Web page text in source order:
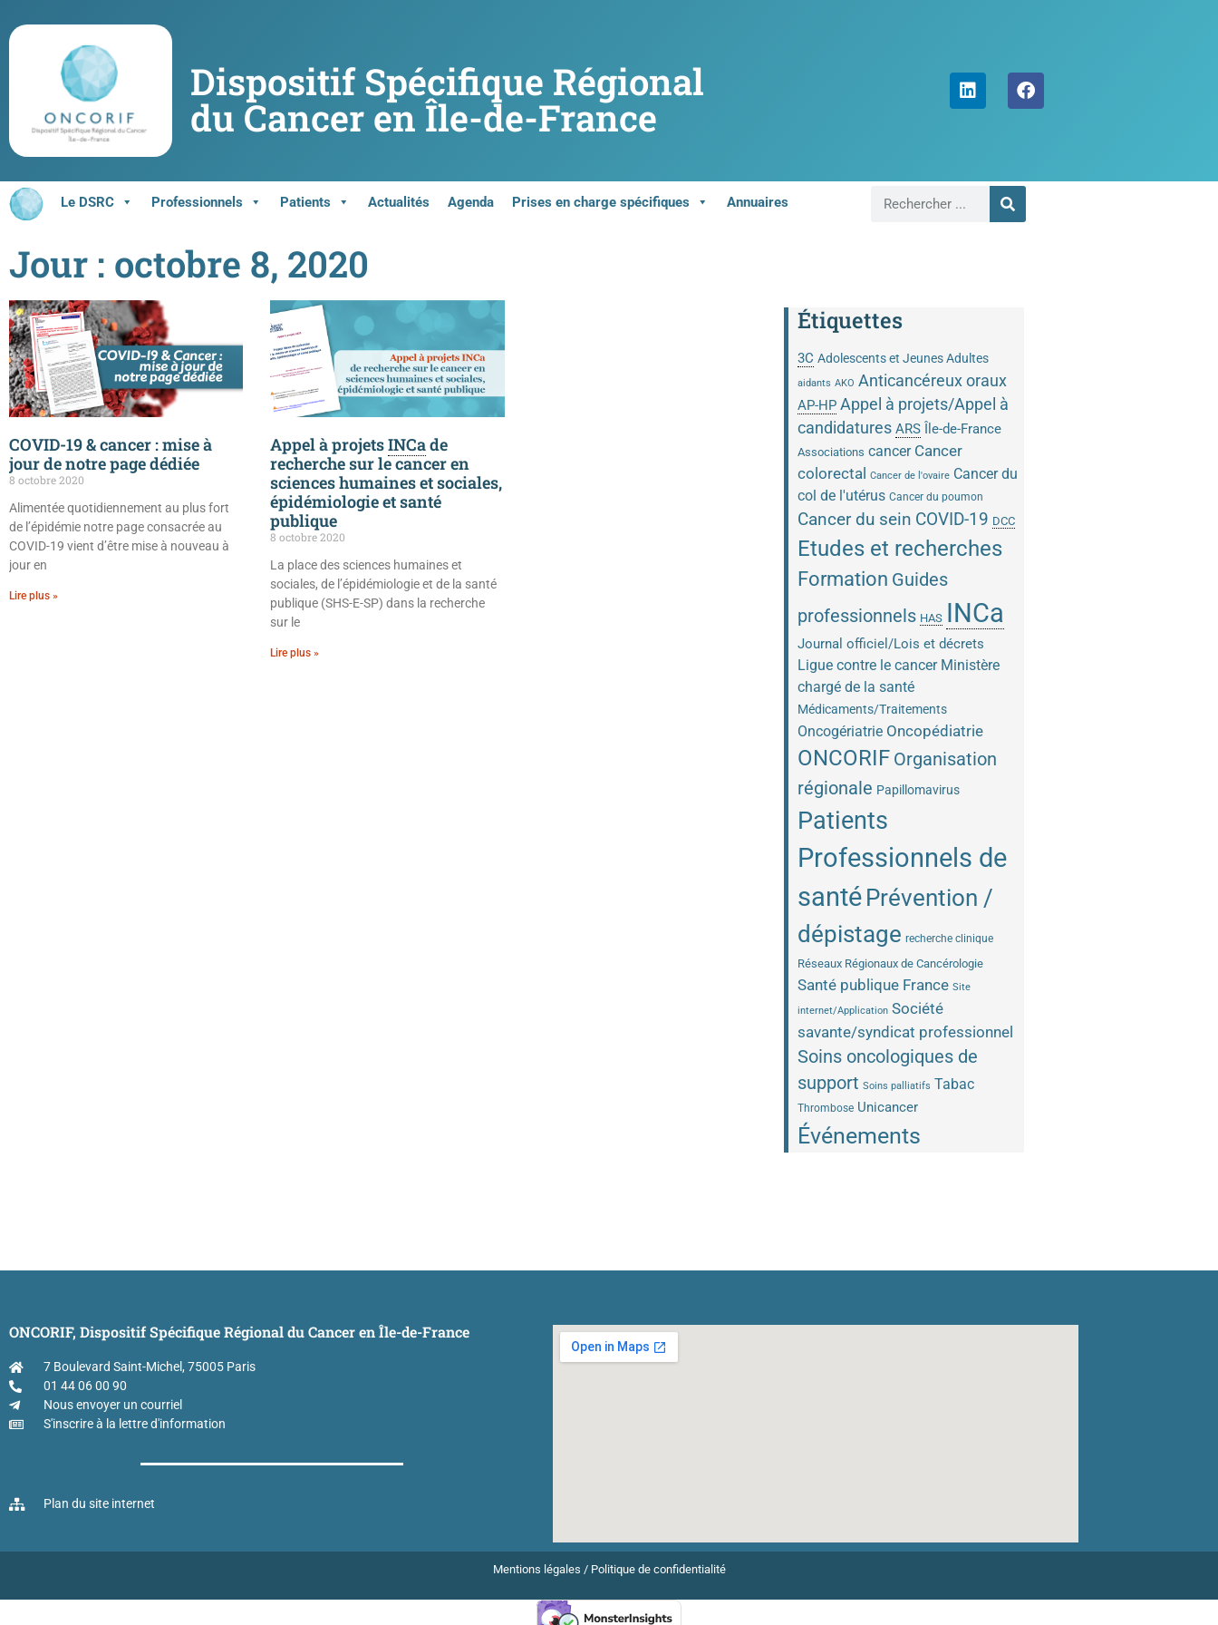
Dispositif Spécifique Régional
du Cancer en Île-de-France
Le DSRC Professionnels Patients Actualités Agenda Prises en charge spécifiques Annuaires
Jour : octobre 8, 2020
COVID-19 & cancer : mise à
jour de notre page dédiée
8 octobre 2020
Alimentée quotidiennement au plus fort
de l’épidémie notre page consacrée au
COVID-19 vient d’être mise à nouveau à
jour en
Lire plus »
Appel à projetsINCade
recherche sur le cancer en
sciences humaines et sociales,
épidémiologie et santé
publique
8 octobre 2020
La place des sciences humaines et
sociales, de l’épidémiologie et de la santé
publique (SHS-E-SP) dans la recherche
sur le
Lire plus »
Étiquettes
3C Adolescents et Jeunes Adultes
aidants AKO Anticancéreux oraux
AP-HP Appel à projets/Appel à
candidatures ARS Île-de-France
Associations cancer Cancer
colorectal
Cancer de l'ovaire Cancer du
col de l'utérus Cancer du poumon
Cancer du sein COVID-19 DCC
Etudes et recherches
Formation Guides
professionnels HAS INCa
Journal officiel/Lois et décrets
Ligue contre le cancer Ministère
chargé de la santé
Médicaments/Traitements
Oncogériatrie Oncopédiatrie
ONCORIF Organisation
régionale Papillomavirus
Patients
Professionnels de
santé Prévention /
dépistage recherche clinique
Réseaux Régionaux de Cancérologie
Santé publique France Site
internet/Application Société
savante/syndicat professionnel
Soins oncologiques de
support Soins palliatifs Tabac
Thrombose Unicancer
Événements
ONCORIF, Dispositif Spécifique Régional du Cancer en Île-de-France
7 Boulevard Saint-Michel, 75005 Paris
01 44 06 00 90
Nous envoyer un courriel
S'inscrire à la lettre d'information
Plan du site internet
Mentions légales / Politique de confidentialité